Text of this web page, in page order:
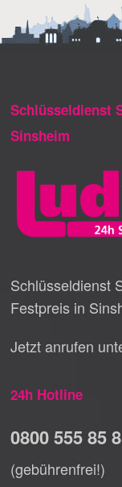
Schlüsseldienst
Sinsheim
Schlüsseldienst
Festpreis in
Jetzt anrufen
24h Hotline
0800 555 85
(gebührenfrei!)